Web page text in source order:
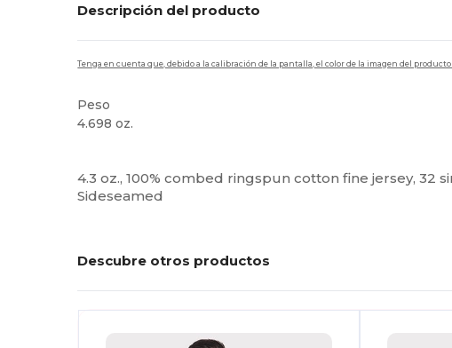
Descripción del producto
Tenga en cuenta que, debido a la calibración de la pantalla, el color de la imagen del
Peso
4.698 oz.
4.3 oz., 100% combed ringspun cotton fine jersey,
Sideseamed
Descubre otros productos